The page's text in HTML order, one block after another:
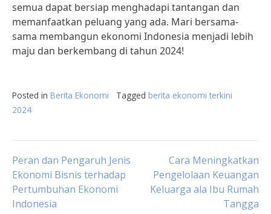
semua dapat bersiap menghadapi tantangan dan
memanfaatkan peluang yang ada. Mari bersama-
sama membangun ekonomi Indonesia menjadi lebih
maju dan berkembang di tahun 2024!
Posted in Berita Ekonomi Tagged berita ekonomi terkini
2024
Post
navigation
Peran dan Pengaruh Jenis
Ekonomi Bisnis terhadap
Pertumbuhan Ekonomi
Indonesia
Cara Meningkatkan
Pengelolaan Keuangan
Keluarga ala Ibu Rumah
Tangga